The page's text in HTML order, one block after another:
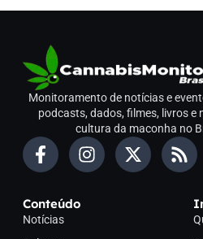
Monitoramento de notícias e
podcasts, dados, filmes, livros e
cultura da maconha no
Conteúdo
Notícias